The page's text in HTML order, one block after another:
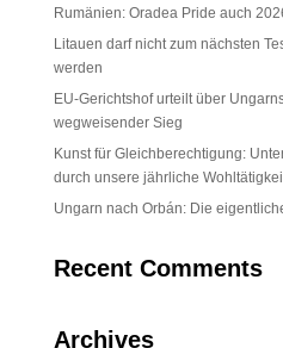
Rumänien: Oradea Pride auch
Litauen darf nicht zum nächsten
werden
EU-Gerichtshof urteilt über
wegweisender Sieg
Kunst für Gleichberechtigung:
durch unsere jährliche
Ungarn nach Orbán: Die
Recent Comments
Archives